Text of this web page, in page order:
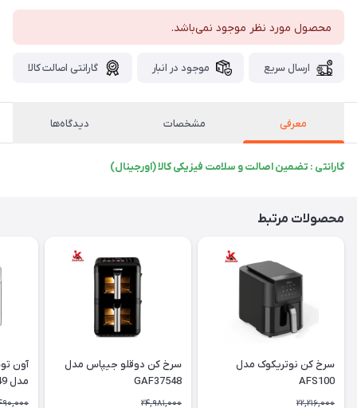
محصول مورد نظر موجود نمی‌باشد.
ارسال سریع موجود در انبار گارانتی اصالت کالا
معرفی مشخصات دیدگاه‌ها
گارانتی : تضمین اصالت و سلامت فیزیکی کالا (اورجینال)
محصولات مرتبط
سرخ کن نوتریکوک مدل
AFS100
22,216,000
سرخ کن دوقلو جیپاس مدل
GAF37548
24,981,000
آون
مدل GAFO37549